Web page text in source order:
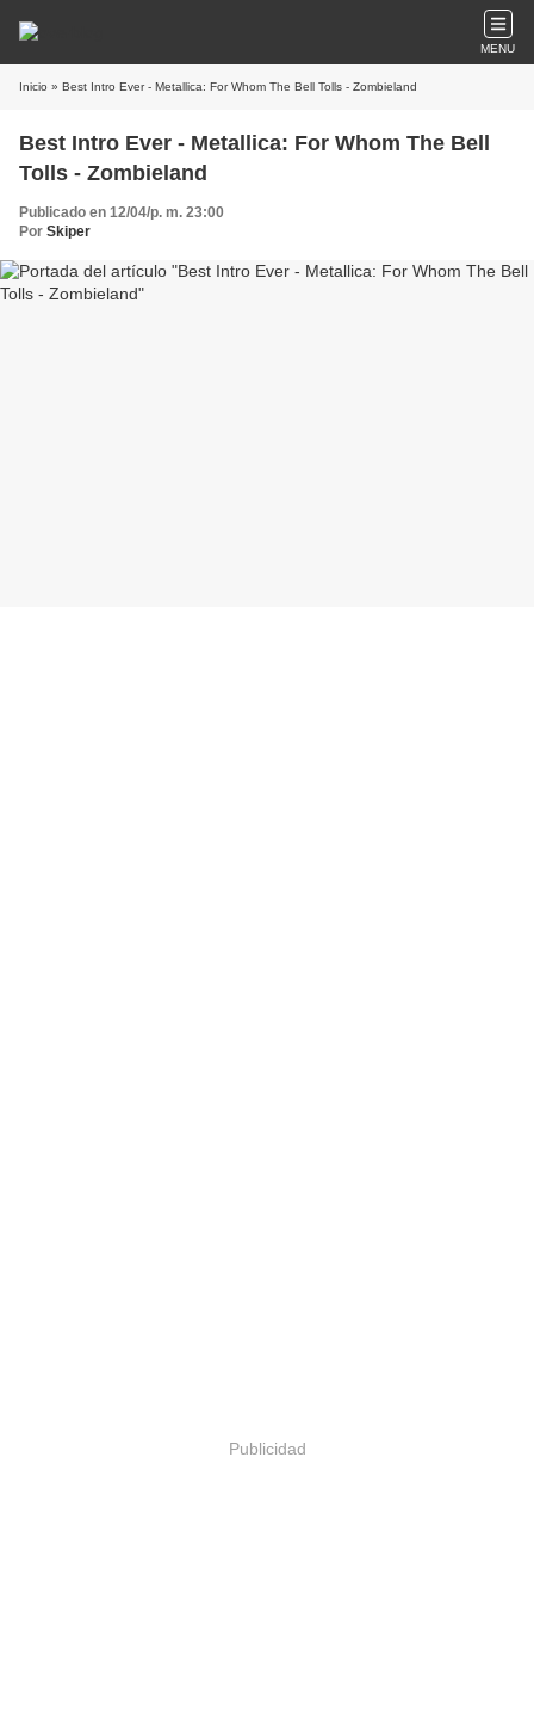
MENU
Inicio » Best Intro Ever - Metallica: For Whom The Bell Tolls - Zombieland
Best Intro Ever - Metallica: For Whom The Bell
Tolls - Zombieland
Publicado en 12/04/p. m. 23:00
Por Skiper
Publicidad